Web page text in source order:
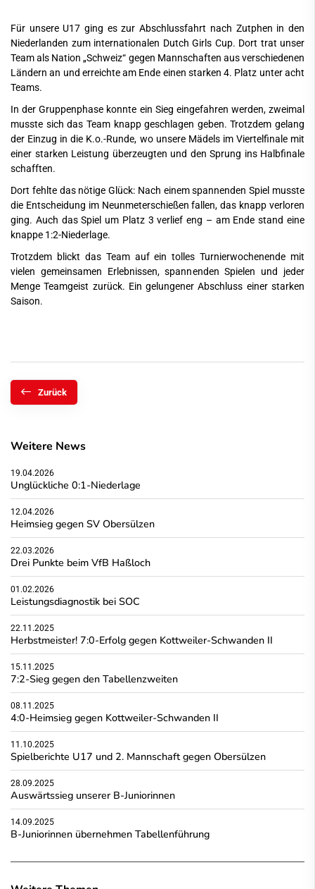
Für unsere U17 ging es zur Abschlussfahrt nach Zutphen in den
Niederlanden zum internationalen Dutch Girls Cup. Dort trat unser
Team als Nation „Schweiz“ gegen Mannschaften aus verschiedenen
Ländern an und erreichte am Ende einen starken 4. Platz unter acht
Teams.
In der Gruppenphase konnte ein Sieg eingefahren werden, zweimal
musste sich das Team knapp geschlagen geben. Trotzdem gelang
der Einzug in die K.o.-Runde, wo unsere Mädels im Viertelfinale mit
einer starken Leistung überzeugten und den Sprung ins Halbfinale
schafften.
Dort fehlte das nötige Glück: Nach einem spannenden Spiel musste
die Entscheidung im Neunmeterschießen fallen, das knapp verloren
ging. Auch das Spiel um Platz 3 verlief eng – am Ende stand eine
knappe 1:2-Niederlage.
Trotzdem blickt das Team auf ein tolles Turnierwochenende mit
vielen gemeinsamen Erlebnissen, spannenden Spielen und jeder
Menge Teamgeist zurück. Ein gelungener Abschluss einer starken
Saison.
Zurück
Weitere News
19.04.2026
Unglückliche 0:1-Niederlage
12.04.2026
Heimsieg gegen SV Obersülzen
22.03.2026
Drei Punkte beim VfB Haßloch
01.02.2026
Leistungsdiagnostik bei SOC
22.11.2025
Herbstmeister! 7:0-Erfolg gegen Kottweiler-Schwanden II
15.11.2025
7:2-Sieg gegen den Tabellenzweiten
08.11.2025
4:0-Heimsieg gegen Kottweiler-Schwanden II
11.10.2025
Spielberichte U17 und 2. Mannschaft gegen Obersülzen
28.09.2025
Auswärtssieg unserer B-Juniorinnen
14.09.2025
B-Juniorinnen übernehmen Tabellenführung